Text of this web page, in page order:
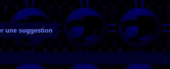
une suggestion